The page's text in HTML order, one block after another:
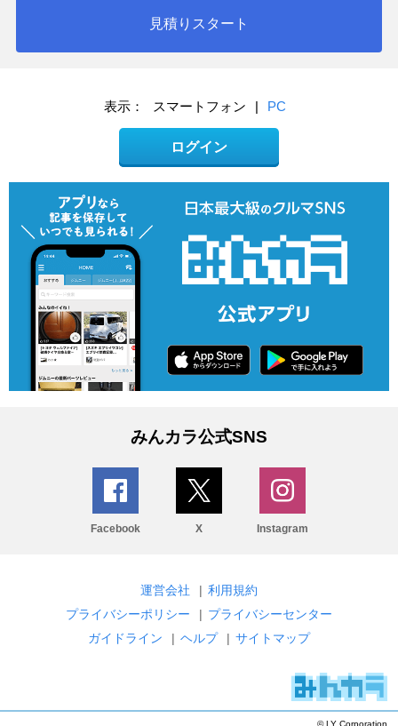
見積りスタート
表示： スマートフォン | PC
ログイン
みんカラ公式SNS
Facebook X Instagram
運営会社 | 利用規約
プライバシーポリシー
| プライバシーセンター
ガイドライン
| ヘルプ | サイトマップ
© LY Corporation